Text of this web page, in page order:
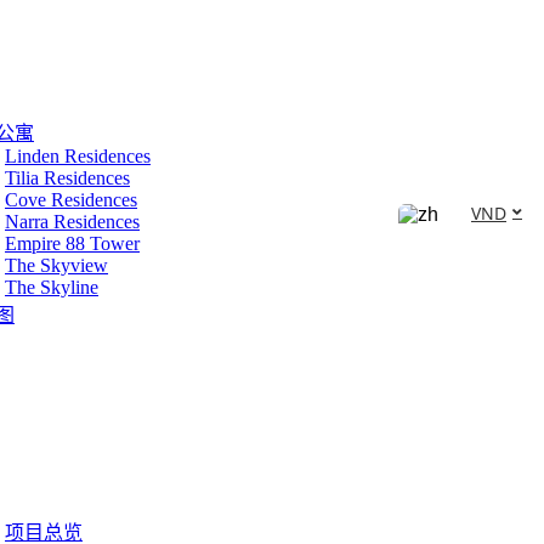
寓
Linden Residences
Tilia Residences
Cove Residences
Narra Residences
Empire 88 Tower
The Skyview
The Skyline
项目总览
VND